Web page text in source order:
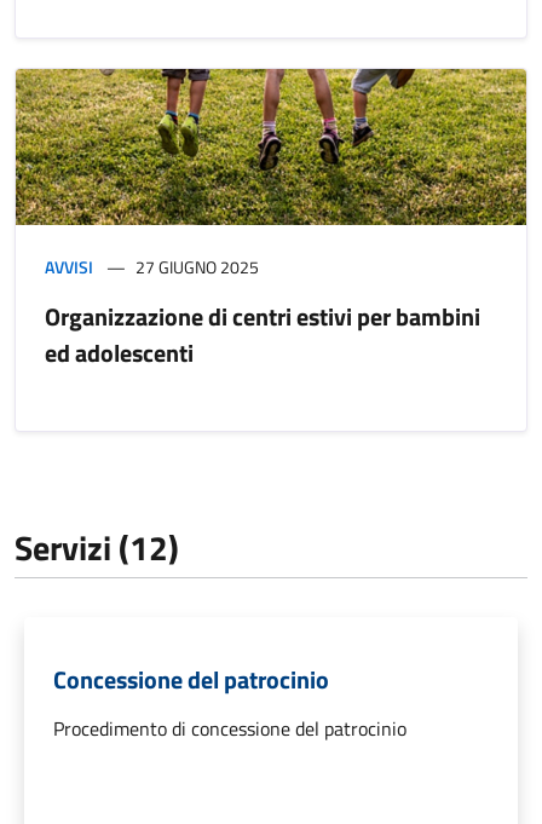
AVVISI 27 GIUGNO 2025
Organizzazione di centri estivi per bambini
ed adolescenti
Servizi (12)
Concessione del patrocinio
Procedimento di concessione del patrocinio